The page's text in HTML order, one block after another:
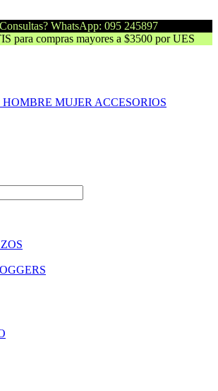
WhatsApp: 095 245897
para compras mayores a $3500 por UES
HOMBRE MUJER ACCESORIOS